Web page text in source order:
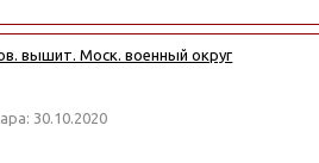
вышит. Моск. военный округ
30.10.2020